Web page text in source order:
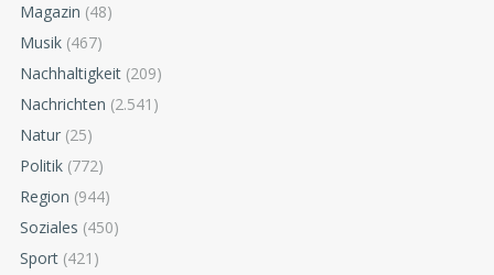
Magazin (48)
Musik (467)
Nachhaltigkeit (209)
Nachrichten (2.541)
Natur (25)
Politik (772)
Region (944)
Soziales (450)
Sport (421)